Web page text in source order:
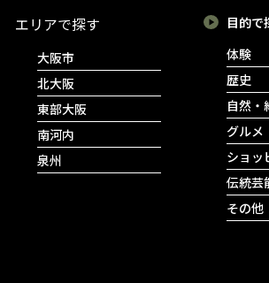
エリアで探す
大阪市
北大阪
東部大阪
南河内
泉州
目的で
体験
歴史
自然・
グルメ
ショッ
伝統芸
その他